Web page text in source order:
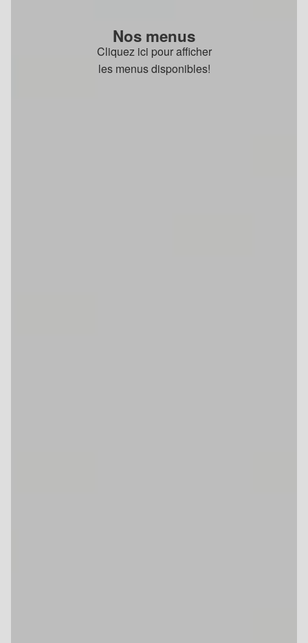
Nos menus
Cliquez ici pour afficher
les menus disponibles!